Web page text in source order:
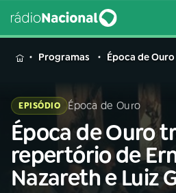
MENU
Buscar
na
Rádio
Nacional
Buscar
Programas Época de Ouro
EPISÓDIO Época de Ouro
Época de Ouro
repertório de
Nazareth e Luiz